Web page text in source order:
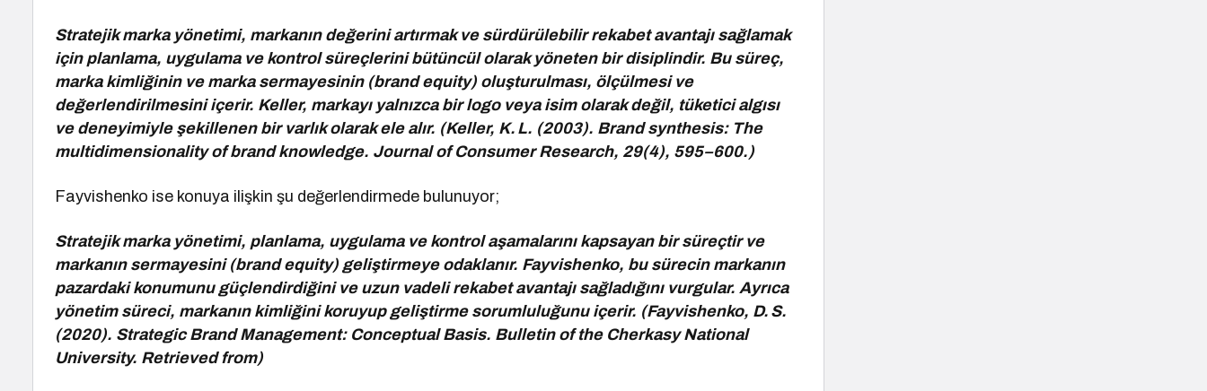
Stratejik marka yönetimi, markanın değerini artırmak ve sürdürülebilir rekabet avantajı sağlamak
için planlama, uygulama ve kontrol süreçlerini bütüncül olarak yöneten bir disiplindir. Bu süreç,
marka kimliğinin ve marka sermayesinin (brand equity) oluşturulması, ölçülmesi ve
değerlendirilmesini içerir. Keller, markayı yalnızca bir logo veya isim olarak değil, tüketici algısı
ve deneyimiyle şekillenen bir varlık olarak ele alır. (Keller, K. L. (2003). Brand synthesis: The
multidimensionality of brand knowledge. Journal of Consumer Research, 29(4), 595–600.)
Fayvishenko ise konuya ilişkin şu değerlendirmede bulunuyor;
Stratejik marka yönetimi, planlama, uygulama ve kontrol aşamalarını kapsayan bir süreçtir ve
markanın sermayesini (brand equity) geliştirmeye odaklanır. Fayvishenko, bu sürecin markanın
pazardaki konumunu güçlendirdiğini ve uzun vadeli rekabet avantajı sağladığını vurgular. Ayrıca
yönetim süreci, markanın kimliğini koruyup geliştirme sorumluluğunu içerir. (Fayvishenko, D. S.
(2020). Strategic Brand Management: Conceptual Basis. Bulletin of the Cherkasy National
University. Retrieved from)